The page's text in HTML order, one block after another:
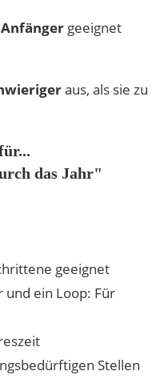
Anfänger geeignet
aus, als sie zu
das Jahr"
geeignet
und ein Loop: Für
Stellen